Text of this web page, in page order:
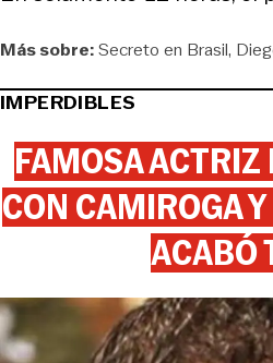
Más sobre:Secreto en Brasil
IMPERDIBLES
FAMOSA
CON CAMIROGA
ACABÓ